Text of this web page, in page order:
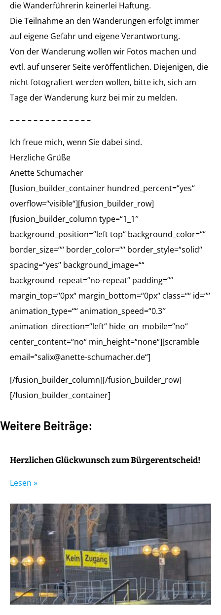
die Wanderführerin keinerlei Haftung.
Die Teilnahme an den Wanderungen erfolgt immer
auf eigene Gefahr und eigene Verantwortung.
Von der Wanderung wollen wir Fotos machen und
evtl. auf unserer Seite veröffentlichen. Diejenigen, die
nicht fotografiert werden wollen, bitte ich, sich am
Tage der Wanderung kurz bei mir zu melden.
– – – – – – – – – – – – – –
Ich freue mich, wenn Sie dabei sind.
Herzliche Grüße
Anette Schumacher
[fusion_builder_container hundred_percent=“yes“
overflow=“visible“][fusion_builder_row]
[fusion_builder_column type=“1_1″
background_position=“left top“ background_color=““
border_size=““ border_color=““ border_style=“solid“
spacing=“yes“ background_image=““
background_repeat=“no-repeat“ padding=““
margin_top=“0px“ margin_bottom=“0px“ class=““ id=““
animation_type=““ animation_speed=“0.3″
animation_direction=“left“ hide_on_mobile=“no“
center_content=“no“ min_height=“none“][scramble
email=“salix@anette-schumacher.de“]
[/fusion_builder_column][/fusion_builder_row]
[/fusion_builder_container]
Weitere Beiträge:
Herzlichen Glückwunsch zum Bürgerentscheid!
Lesen »